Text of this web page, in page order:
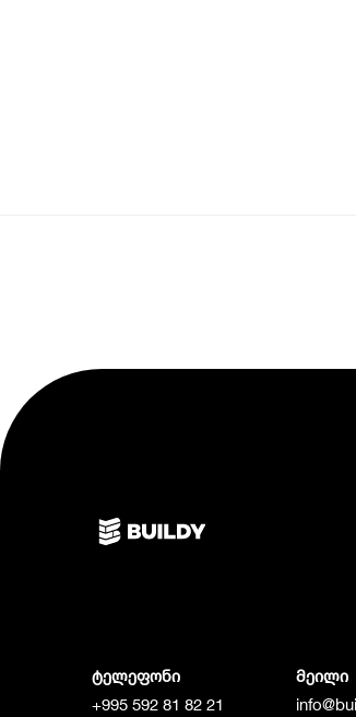
ტელეფონი
+995 592 81 82 21
მეილი